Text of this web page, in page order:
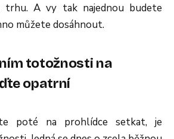
trhu. A vy tak najednou budete
můžete dosáhnout.
totožnosti na
opatrní
poté na prohlídce setkat, je